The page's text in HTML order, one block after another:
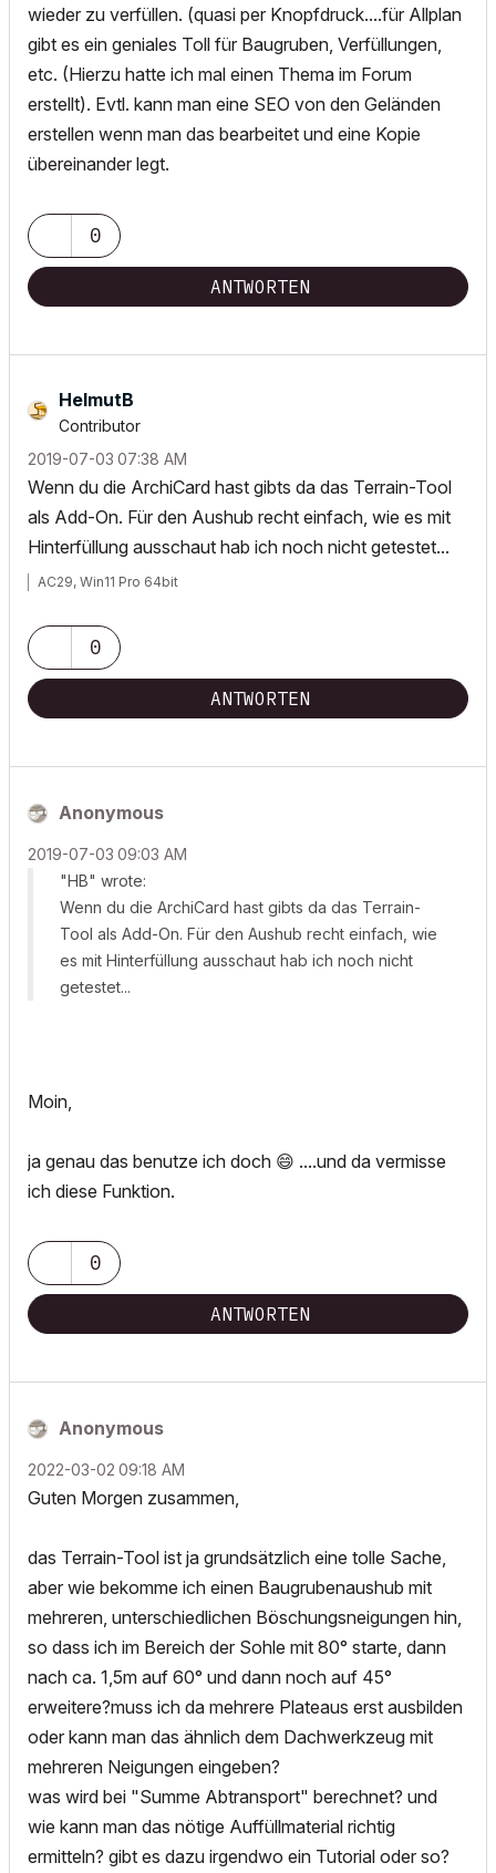
wieder zu verfüllen. (quasi per Knopfdruck....für Allplan
gibt es ein geniales Toll für Baugruben, Verfüllungen,
etc. (Hierzu hatte ich mal einen Thema im Forum
erstellt). Evtl. kann man eine SEO von den Geländen
erstellen wenn man das bearbeitet und eine Kopie
übereinander legt.
0
ANTWORTEN
HelmutB
Contributor
‎2019-07-03 07:38 AM
Wenn du die ArchiCard hast gibts da das Terrain-Tool
als Add-On. Für den Aushub recht einfach, wie es mit
Hinterfüllung ausschaut hab ich noch nicht getestet...
AC29, Win11 Pro 64bit
0
ANTWORTEN
Anonymous
‎2019-07-03 09:03 AM
"HB" wrote:
Wenn du die ArchiCard hast gibts da das Terrain-
Tool als Add-On. Für den Aushub recht einfach, wie
es mit Hinterfüllung ausschaut hab ich noch nicht
getestet...
Moin,
ja genau das benutze ich doch 😄 ....und da vermisse
ich diese Funktion.
0
ANTWORTEN
Anonymous
‎2022-03-02 09:18 AM
Guten Morgen zusammen,
das Terrain-Tool ist ja grundsätzlich eine tolle Sache,
aber wie bekomme ich einen Baugrubenaushub mit
mehreren, unterschiedlichen Böschungsneigungen hin,
so dass ich im Bereich der Sohle mit 80° starte, dann
nach ca. 1,5m auf 60° und dann noch auf 45°
erweitere?muss ich da mehrere Plateaus erst ausbilden
oder kann man das ähnlich dem Dachwerkzeug mit
mehreren Neigungen eingeben?
was wird bei "Summe Abtransport" berechnet? und
wie kann man das nötige Auffüllmaterial richtig
ermitteln? gibt es dazu irgendwo ein Tutorial oder so?